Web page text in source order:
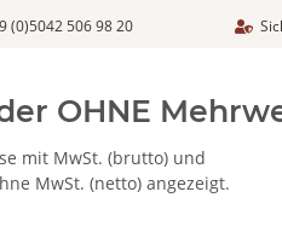
(0)5042 506 98 20
OHNE
mit MwSt. (brutto) und
MwSt. (netto) angezeigt.